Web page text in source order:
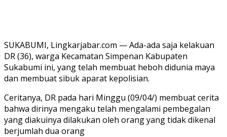
SUKABUMI, Lingkarjabar.com — Ada-ada saja kelakuan
DR (36), warga Kecamatan Simpenan Kabupaten
Sukabumi ini, yang telah membuat heboh didunia maya
dan membuat sibuk aparat kepolisian.
Ceritanya, DR pada hari Minggu (09/04/) membuat cerita
bahwa dirinya mengaku telah mengalami pembegalan
yang diakuinya dilakukan oleh orang yang tidak dikenal
berjumlah dua orang